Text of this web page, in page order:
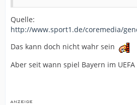
Quelle:
http://www.sport1.de/coremedia/
Das kann doch nicht wahr sein
Aber seit wann spiel Bayern im UEFA